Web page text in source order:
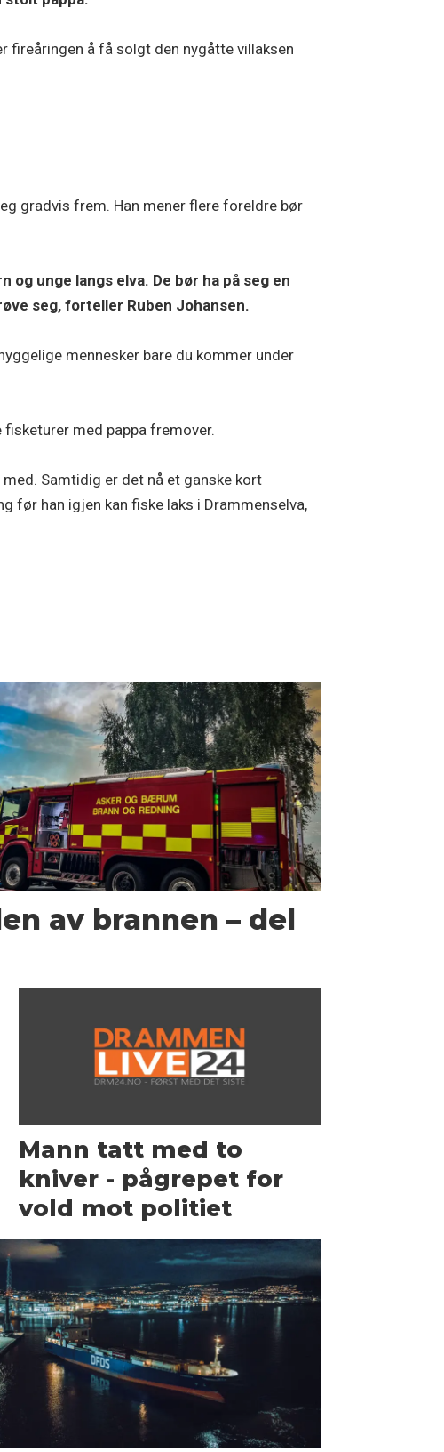
fireåringen å få solgt den nygåtte villaksen
gradvis frem. Han mener flere foreldre bør
unge langs elva. De bør ha på seg en
seg, forteller Ruben Johansen.
mennesker bare du kommer under
med pappa fremover.
Samtidig er det nå et ganske kort
før han igjen kan fiske laks i Drammenselva,
av brannen – del
Mann tatt med to
kniver - pågrepet for
vold mot politiet